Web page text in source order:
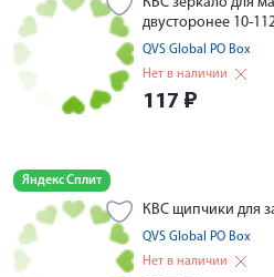
двусторонее 10-
QVS Global PO Box
Нет в наличии
117 ₽
Яндекс Сплит
КВС щипчики для
QVS Global PO Box
Нет в наличии